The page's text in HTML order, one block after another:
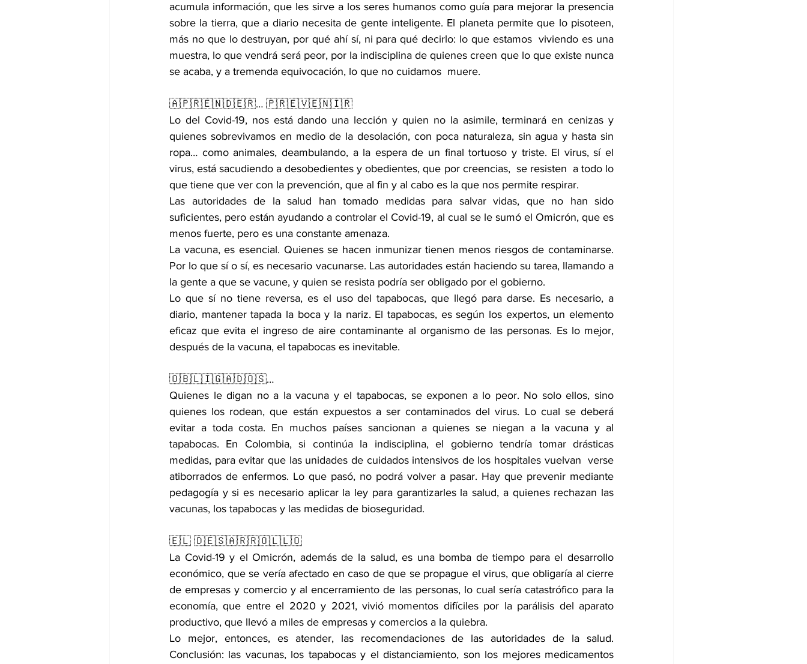
acumula información, que les sirve a los seres humanos como guía para mejorar la presencia
sobre la tierra, que a diario necesita de gente inteligente. El planeta permite que lo pisoteen,
más no que lo destruyan, por qué ahí sí, ni para qué decirlo: lo que estamos  viviendo es una
muestra, lo que vendrá será peor, por la indisciplina de quienes creen que lo que existe nunca
se acaba, y a tremenda equivocación, lo que no cuidamos  muere.
🇦🇵🇷🇪🇳🇩🇪🇷… 🇵🇷🇪🇻🇪🇳🇮🇷
Lo del Covid-19, nos está dando una lección y quien no la asimile, terminará en cenizas y
quienes sobrevivamos en medio de la desolación, con poca naturaleza, sin agua y hasta sin
ropa… como animales, deambulando, a la espera de un final tortuoso y triste. El virus, sí el
virus, está sacudiendo a desobedientes y obedientes, que por creencias,  se resisten  a todo lo
que tiene que ver con la prevención, que al fin y al cabo es la que nos permite respirar.
Las autoridades de la salud han tomado medidas para salvar vidas, que no han sido
suficientes, pero están ayudando a controlar el Covid-19, al cual se le sumó el Omicrón, que es
menos fuerte, pero es una constante amenaza.
La vacuna, es esencial. Quienes se hacen inmunizar tienen menos riesgos de contaminarse.
Por lo que sí o sí, es necesario vacunarse. Las autoridades están haciendo su tarea, llamando a
la gente a que se vacune, y quien se resista podría ser obligado por el gobierno.
Lo que sí no tiene reversa, es el uso del tapabocas, que llegó para darse. Es necesario, a
diario, mantener tapada la boca y la nariz. El tapabocas, es según los expertos, un elemento
eficaz que evita el ingreso de aire contaminante al organismo de las personas. Es lo mejor,
después de la vacuna, el tapabocas es inevitable.
🇴🇧🇱🇮🇬🇦🇩🇴🇸…
Quienes le digan no a la vacuna y el tapabocas, se exponen a lo peor. No solo ellos, sino
quienes los rodean, que están expuestos a ser contaminados del virus. Lo cual se deberá
evitar a toda costa. En muchos países sancionan a quienes se niegan a la vacuna y al
tapabocas. En Colombia, si continúa la indisciplina, el gobierno tendría tomar drásticas
medidas, para evitar que las unidades de cuidados intensivos de los hospitales vuelvan  verse
atiborrados de enfermos. Lo que pasó, no podrá volver a pasar. Hay que prevenir mediante
pedagogía y si es necesario aplicar la ley para garantizarles la salud, a quienes rechazan las
vacunas, los tapabocas y las medidas de bioseguridad.
🇪🇱 🇩🇪🇸🇦🇷🇷🇴🇱🇱🇴
La Covid-19 y el Omicrón, además de la salud, es una bomba de tiempo para el desarrollo
económico, que se vería afectado en caso de que se propague el virus, que obligaría al cierre
de empresas y comercio y al encerramiento de las personas, lo cual sería catastrófico para la
economía, que entre el 2020 y 2021, vivió momentos difíciles por la parálisis del aparato
productivo, que llevó a miles de empresas y comercios a la quiebra.
Lo mejor, entonces, es atender, las recomendaciones de las autoridades de la salud.
Conclusión: las vacunas, los tapabocas y el distanciamiento, son los mejores medicamentos